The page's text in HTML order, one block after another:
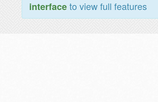
interfaceto view full features